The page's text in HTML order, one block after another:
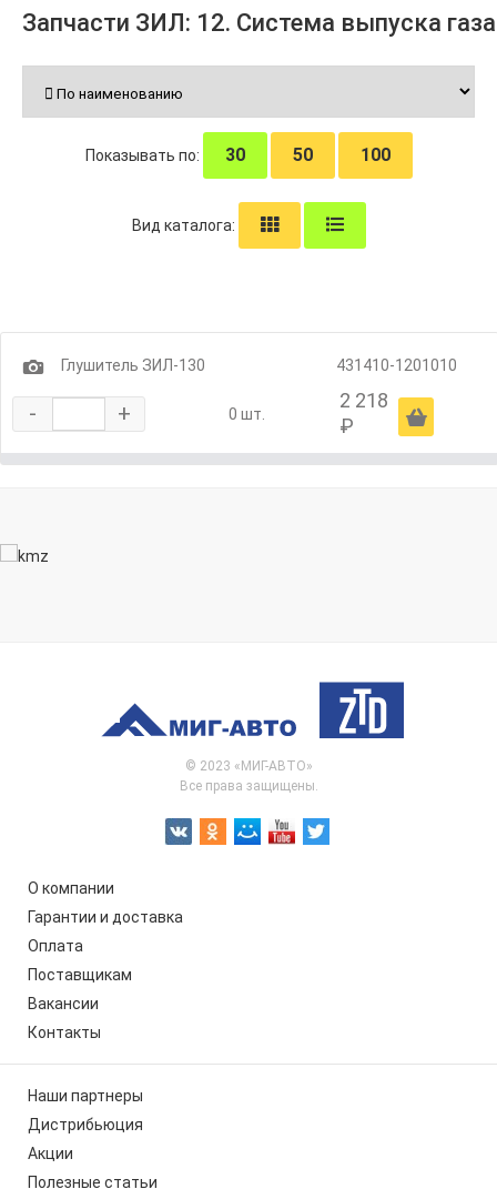
Запчасти ЗИЛ: 12. Система выпуска газа
Показывать по: 30 50 100
Вид каталога:
1 Глушитель ЗИЛ-130 431410-1201010
- + 0 шт.
2 218
₽
Ä
© 2023 «МИГ-АВТО»
Все права защищены.
О компании
Гарантии и доставка
Оплата
Поставщикам
Вакансии
Контакты
Наши партнеры
Дистрибьюция
Акции
Полезные статьи